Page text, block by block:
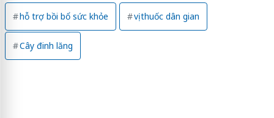
hỗ trợ bồi bổ sức khỏe vị thuốc dân gian
Cây đinh lăng